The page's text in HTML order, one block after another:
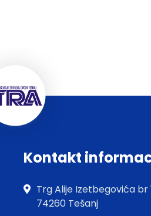
Kontakt
Trg Alije Izetbegovića br
74260 Tešanj